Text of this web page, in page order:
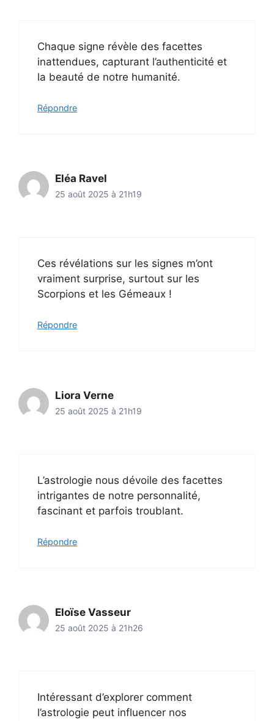
Chaque signe révèle des facettes
inattendues, capturant l’authenticité et
la beauté de notre humanité.
Répondre
Eléa Ravel
25 août 2025 à 21h19
Ces révélations sur les signes m’ont
vraiment surprise, surtout sur les
Scorpions et les Gémeaux !
Répondre
Liora Verne
25 août 2025 à 21h19
L’astrologie nous dévoile des facettes
intrigantes de notre personnalité,
fascinant et parfois troublant.
Répondre
Eloïse Vasseur
25 août 2025 à 21h26
Intéressant d’explorer comment
l’astrologie peut influencer nos